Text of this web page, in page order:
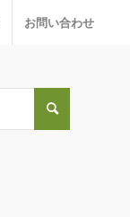
お問い合わせ